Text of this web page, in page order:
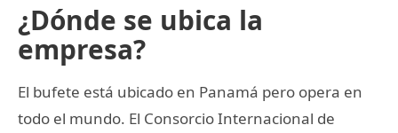
¿Dónde se ubica la
empresa?
El bufete está ubicado en Panamá pero opera en
todo el mundo. El Consorcio Internacional de